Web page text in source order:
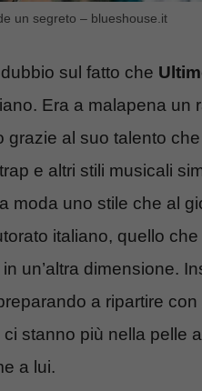
un segreto – blueshouse.it
sul fatto che
Era a malapena un
grazie al suo talento
e altri stili musicali
moda uno stile che al
italiano, quello
un’altra dimensione.
a ripartire
stanno più nella pelle
a lui.